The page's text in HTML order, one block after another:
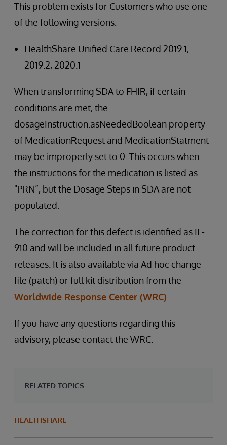
This problem exists for Customers who use one
of the following versions:
HealthShare Unified Care Record 2019.1,
2019.2, 2020.1
When transforming SDA to FHIR, if certain
conditions are met, the
dosageInstruction.asNeededBoolean property
of MedicationRequest and MedicationStatment
may be improperly set to 0. This occurs when
the instructions for the medication is listed as
"PRN”, but the Dosage Steps in SDA are not
populated.
The correction for this defect is identified as IF-
910 and will be included in all future product
releases. It is also available via Ad hoc change
file (patch) or full kit distribution from the
Worldwide Response Center (WRC)
If you have any questions regarding this
advisory, please contact the WRC.
RELATED TOPICS
HEALTHSHARE